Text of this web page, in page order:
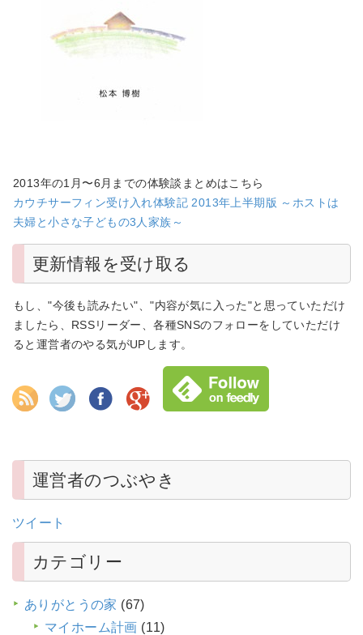
2013年の1月〜6月までの体験談まとめはこちら
カウチサーフィン受け入れ体験記 2013年上半期版 ～ホストは
夫婦と小さな子どもの3人家族～
更新情報を受け取る
もし、"今後も読みたい"、"内容が気に入った"と思っていただけ
ましたら、RSSリーダー、各種SNSのフォローをしていただけ
ると運営者のやる気がUPします。
運営者のつぶやき
ツイート
カテゴリー
ありがとうの家 (67)
マイホーム計画 (11)